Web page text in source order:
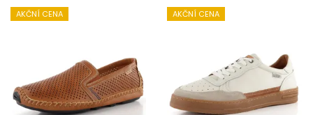
AKČNÍ CENA AKČNÍ CENA